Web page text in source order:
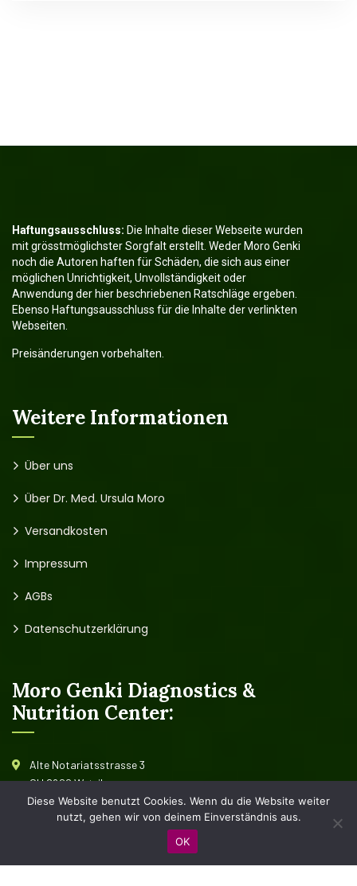
Haftungsausschluss: Die Inhalte dieser Webseite wurden
mit grösstmöglichster Sorgfalt erstellt. Weder Moro Genki
noch die Autoren haften für Schäden, die sich aus einer
möglichen Unrichtigkeit, Unvollständigkeit oder
Anwendung der hier beschriebenen Ratschläge ergeben.
Ebenso Haftungsausschluss für die Inhalte der verlinkten
Webseiten.
Preisänderungen vorbehalten.
Weitere Informationen
Über uns
Über Dr. Med. Ursula Moro
Versandkosten
Impressum
AGBs
Datenschutzerklärung
Moro Genki Diagnostics &
Nutrition Center:
Alte Notariatsstrasse 3
CH 8620 Wetzikon
Schweiz
+41 (0)44 932 33 91
Diese Website benutzt Cookies. Wenn du die Website weiter
nutzt, gehen wir von deinem Einverständnis aus.
OK